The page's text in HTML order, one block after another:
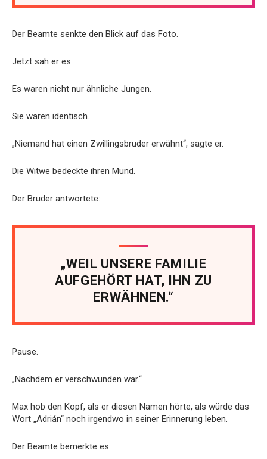
Der Beamte senkte den Blick auf das Foto.
Jetzt sah er es.
Es waren nicht nur ähnliche Jungen.
Sie waren identisch.
„Niemand hat einen Zwillingsbruder erwähnt“, sagte er.
Die Witwe bedeckte ihren Mund.
Der Bruder antwortete:
„WEIL UNSERE FAMILIE
AUFGEHÖRT HAT, IHN ZU
ERWÄHNEN.“
Pause.
„Nachdem er verschwunden war.“
Max hob den Kopf, als er diesen Namen hörte, als würde das
Wort „Adrián“ noch irgendwo in seiner Erinnerung leben.
Der Beamte bemerkte es.